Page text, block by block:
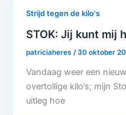
Strijd tegen de kilo's
STOK: Jij kunt mij
patriciaheres /30 oktober
Vandaag weer een
overtollige kilo’s; mijn
uitleg hoe